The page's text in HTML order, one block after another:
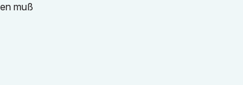
muß